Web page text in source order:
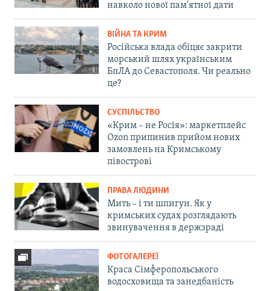
навколо нової пам'ятної дати
ВІЙНА ТА КРИМ
Російська влада обіцяє закрити
морський шлях українським
БпЛА до Севастополя. Чи реально
це?
СУСПІЛЬСТВО
«Крим – не Росія»: маркетплейс
Ozon припинив прийом нових
замовлень на Кримському
півострові
ПРАВА ЛЮДИНИ
Мить – і ти шпигун. Як у
кримських судах розглядають
звинувачення в держзраді
ФОТОГАЛЕРЕЇ
Краса Сімферопольського
водосховища та занедбаність